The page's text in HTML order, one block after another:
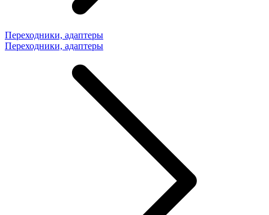
Переходники, адаптеры
Переходники, адаптеры